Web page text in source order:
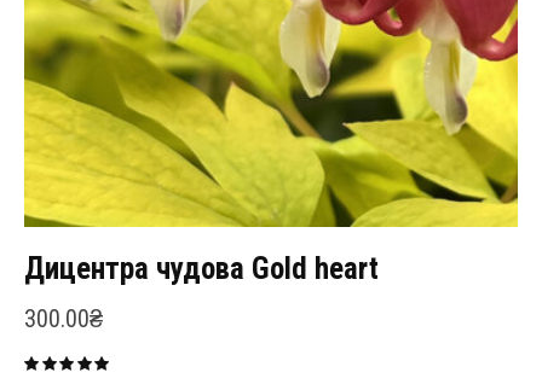
Дицентра чудова Gold heart
300.00₴